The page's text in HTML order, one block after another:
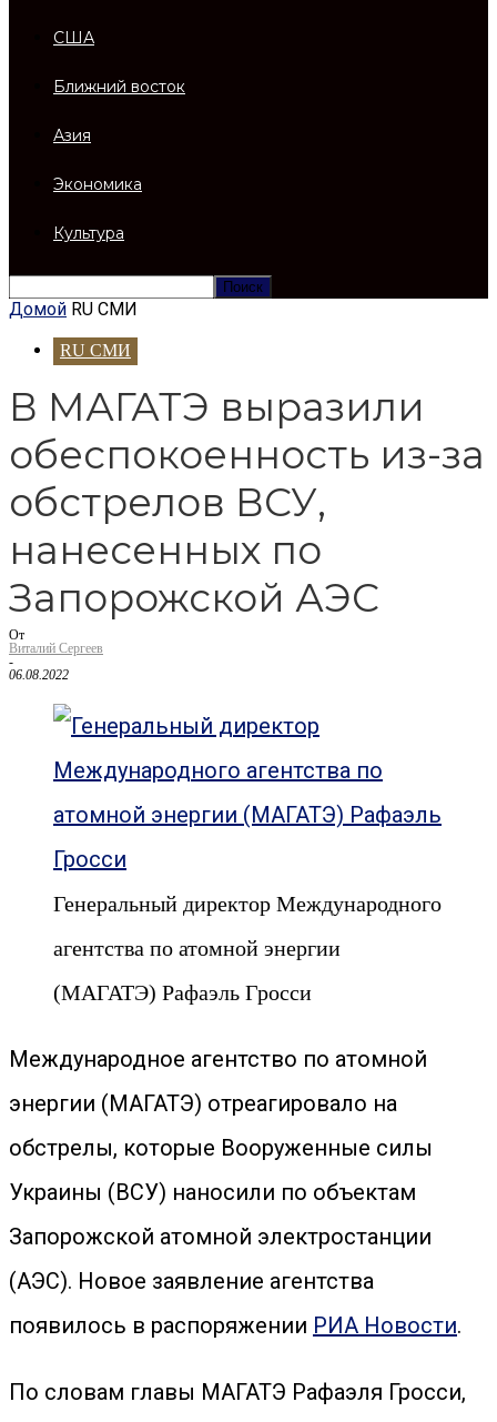
США
Ближний восток
Азия
Экономика
Культура
Домой RU СМИ
RU СМИ
В МАГАТЭ выразили
обеспокоенность из-за
обстрелов ВСУ,
нанесенных по
Запорожской АЭС
От
Виталий Сергеев
-
06.08.2022
Генеральный директор Международного
агентства по атомной энергии
(МАГАТЭ) Рафаэль Гросси
Международное агентство по атомной
энергии (МАГАТЭ) отреагировало на
обстрелы, которые Вооруженные силы
Украины (ВСУ) наносили по объектам
Запорожской атомной электростанции
(АЭС). Новое заявление агентства
появилось в распоряжении РИА Новости.
По словам главы МАГАТЭ Рафаэля Гросси,